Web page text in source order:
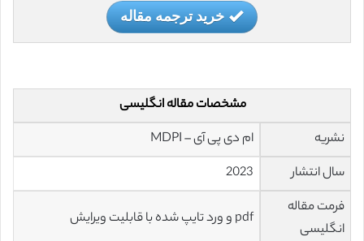
خرید ترجمه مقاله
مشخصات مقاله انگلیسی
نشریه
ام دی پی آی – MDPI
سال انتشار
2023
فرمت مقاله
انگلیسی
pdf و ورد تایپ شده با قابلیت ویرایش